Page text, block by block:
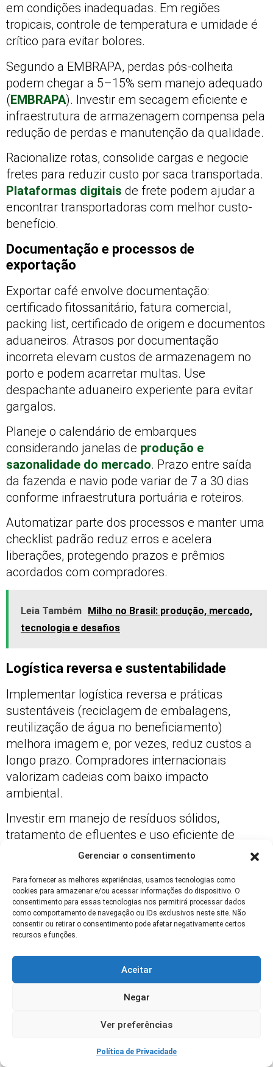
Gerenciar o consentimento
Para fornecer as melhores experiências, usamos tecnologias como
cookies para armazenar e/ou acessar informações do dispositivo. O
consentimento para essas tecnologias nos permitirá processar dados
como comportamento de navegação ou IDs exclusivos neste site. Não
consentir ou retirar o consentimento pode afetar negativamente certos
recursos e funções.
Aceitar
Negar
Ver preferências
Política de Privacidade
em condições inadequadas. Em regiões
tropicais, controle de temperatura e umidade é
crítico para evitar bolores.
Segundo a EMBRAPA, perdas pós-colheita
podem chegar a 5–15% sem manejo adequado
(EMBRAPA). Investir em secagem eficiente e
infraestrutura de armazenagem compensa pela
redução de perdas e manutenção da qualidade.
Racionalize rotas, consolide cargas e negocie
fretes para reduzir custo por saca transportada.
Plataformas digitais de frete podem ajudar a
encontrar transportadoras com melhor custo-
benefício.
Documentação e processos de
exportação
Exportar café envolve documentação:
certificado fitossanitário, fatura comercial,
packing list, certificado de origem e documentos
aduaneiros. Atrasos por documentação
incorreta elevam custos de armazenagem no
porto e podem acarretar multas. Use
despachante aduaneiro experiente para evitar
gargalos.
Planeje o calendário de embarques
considerando janelas de produção e
sazonalidade do mercado. Prazo entre saída
da fazenda e navio pode variar de 7 a 30 dias
conforme infraestrutura portuária e roteiros.
Automatizar parte dos processos e manter uma
checklist padrão reduz erros e acelera
liberações, protegendo prazos e prêmios
acordados com compradores.
Leia Também Milho no Brasil: produção, mercado,
tecnologia e desafios
Logística reversa e sustentabilidade
Implementar logística reversa e práticas
sustentáveis (reciclagem de embalagens,
reutilização de água no beneficiamento)
melhora imagem e, por vezes, reduz custos a
longo prazo. Compradores internacionais
valorizam cadeias com baixo impacto
ambiental.
Investir em manejo de resíduos sólidos,
tratamento de efluentes e uso eficiente de
pode qualificar o produtor para
prêmios financeiros.
Além da reputação, práticas sustentáveis
facilitam compliance com regulamentos de
importação em mercados como UE e EUA,
reduzindo risco de rejeição de lotes.
Vantagens comerciais do comércio
Acesso a mercados internacionais com
demanda crescente por cafés especiais.